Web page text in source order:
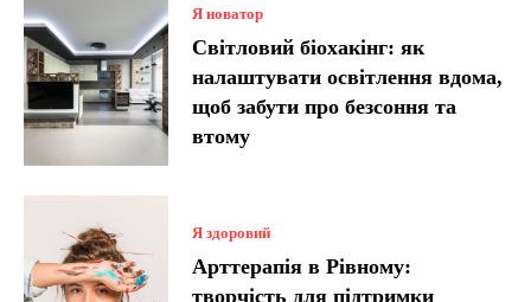
Я новатор
Світловий біохакінг: як
налаштувати освітлення вдома,
щоб забути про безсоння та
втому
Я здоровий
Арттерапія в Рівному:
творчість для підтримки